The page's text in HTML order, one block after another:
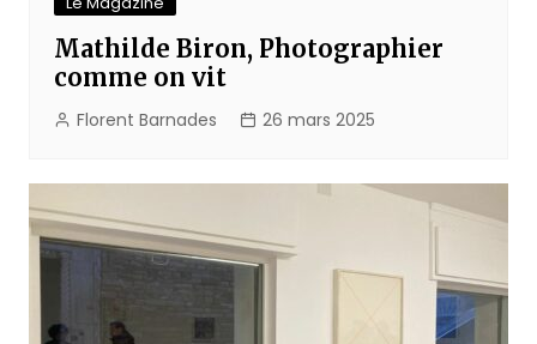
Mathilde Biron, Photographier
comme on vit
Florent Barnades 26 mars 2025